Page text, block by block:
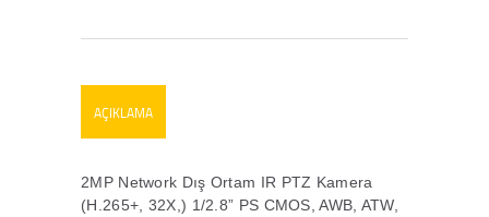
AÇIKLAMA
2MP Network Dış Ortam IR PTZ Kamera
(H.265+, 32X,) 1/2.8” PS CMOS, AWB, ATW,